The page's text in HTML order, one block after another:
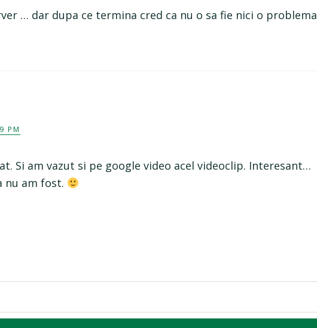
… dar dupa ce termina cred ca nu o sa fie nici o problema
PM
Si am vazut si pe google video acel videoclip. Interesant…
nu am fost.